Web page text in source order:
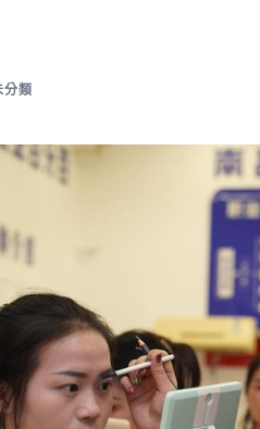
分類